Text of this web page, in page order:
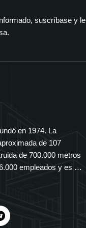
suscríbase y le
en 1974. La
de 107
de 700.000 metros
empleados y es un
instrumentos y
médicos y
y bandejas